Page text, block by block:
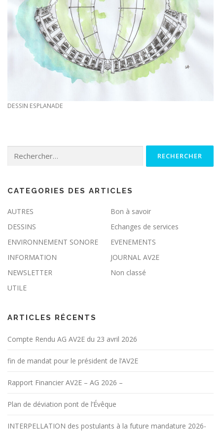
DESSIN ESPLANADE
CATEGORIES DES ARTICLES
AUTRES
Bon à savoir
DESSINS
Echanges de services
ENVIRONNEMENT SONORE
EVENEMENTS
INFORMATION
JOURNAL AV2E
NEWSLETTER
Non classé
UTILE
ARTICLES RÉCENTS
Compte Rendu AG AV2E du 23 avril 2026
fin de mandat pour le président de l’AV2E
Rapport Financier AV2E – AG 2026 –
Plan de déviation pont de l’Évêque
INTERPELLATION des postulants à la future mandature 2026-